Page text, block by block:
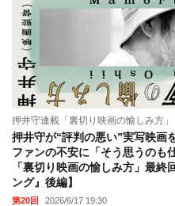
押井守連載「裏切り映画の愉しみ方」
押井守が“評判の悪い”実写映画
ファンの不安に「そう思うのも
「裏切り映画の愉しみ方」最
ング』後編】
第20回 2026/6/17 19:30